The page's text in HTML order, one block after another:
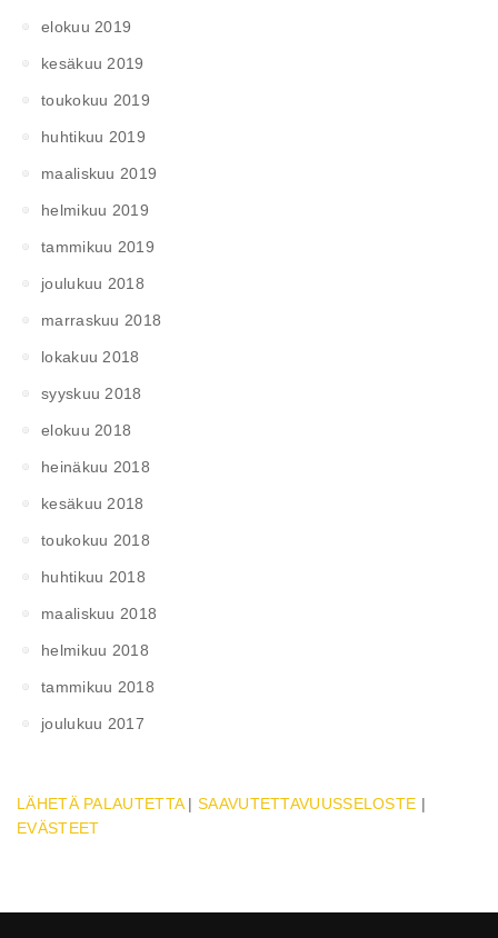
elokuu 2019
kesäkuu 2019
toukokuu 2019
huhtikuu 2019
maaliskuu 2019
helmikuu 2019
tammikuu 2019
joulukuu 2018
marraskuu 2018
lokakuu 2018
syyskuu 2018
elokuu 2018
heinäkuu 2018
kesäkuu 2018
toukokuu 2018
huhtikuu 2018
maaliskuu 2018
helmikuu 2018
tammikuu 2018
joulukuu 2017
LÄHETÄ PALAUTETTA|SAAVUTETTAVUUSSELOSTE |
EVÄSTEET